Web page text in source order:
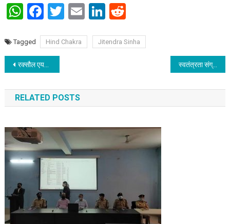
WhatsApp
Facebook
Twitter
EmailLinkedIn
Reddit
Tagged Hind Chakra Jitendra Sinha
Post navigation
रक्सौल एयरपोर्ट को क्रियाशील बनाने की मांग एक बार फिर पीएमओ के संज्ञान में स्वतंत्रता संग्राम में सक्रिय सहयोगी के परम हितेषी तथा समाजसेवी पंडित सुरेश दत्त मिश्रा नहीं रहे
RELATED POSTS